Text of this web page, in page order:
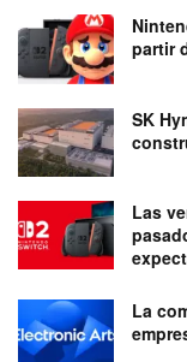
partir
SK
Las
La